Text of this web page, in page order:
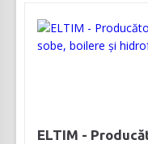
ELTIM -